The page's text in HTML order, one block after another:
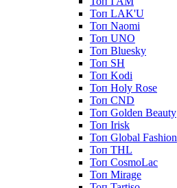
Топ LAK'U
Топ Naomi
Топ UNO
Топ Bluesky
Топ SH
Топ Kodi
Топ Holy Rose
Топ CND
Топ Golden Beauty
Топ Irisk
Топ Global Fashion
Топ THL
Топ CosmoLac
Топ Mirage